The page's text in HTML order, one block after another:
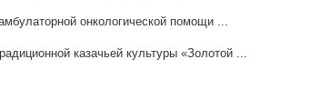
онкологической помощи ...
казачьей культуры «Золотой ...